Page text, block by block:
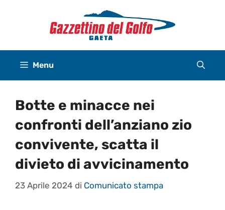
Menu
Botte e minacce nei
confronti dell’anziano zio
convivente, scatta il
divieto di avvicinamento
23 Aprile 2024 di Comunicato stampa